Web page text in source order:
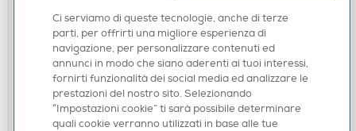
ACCESSORI HOME ENTERTAINMENT
BIG BEN - OLP CUSTODIA 34AC ANIMAL
CROSSING VERDE SWITCH
Ci serviamo di queste tecnologie, anche di terze
parti, per offrirti una migliore esperienza di
navigazione, per personalizzare contenuti ed
annunci in modo che siano aderenti ai tuoi interessi,
fornirti funzionalità dei social media ed analizzare le
prestazioni del nostro sito. Selezionando
“Impostazioni cookie” ti sarà possibile determinare
quali cookie verranno utilizzati in base alle tue